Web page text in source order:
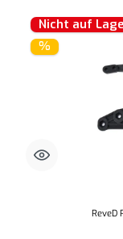
Nicht auf
%
ReveD